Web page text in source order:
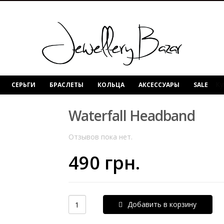
СЕРЬГИ БРАСЛЕТЫ КОЛЬЦА АКСЕССУАРЫ SALE
Waterfall Headband
Отзывов пока нет.
490 грн.
Добавить в корзину